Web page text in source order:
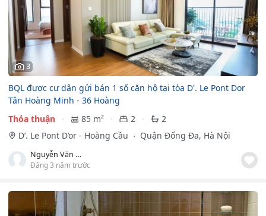
3
BQL được cư dân gửi bán 1 số căn hộ tại tòa D'. Le Pont Dor
Tân Hoàng Minh - 36 Hoàng
Thỏa thuận
85 m² 2
2
D’. Le Pont D’or - Hoàng Cầu
Quận Đống Đa, Hà Nội
Nguyễn Văn Nam
Đăng 3 năm trước